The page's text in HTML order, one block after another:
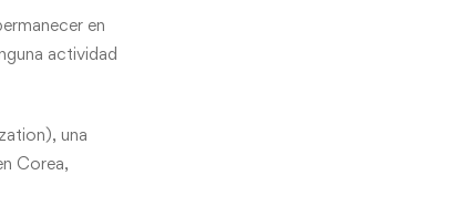
en
actividad
una
Corea,